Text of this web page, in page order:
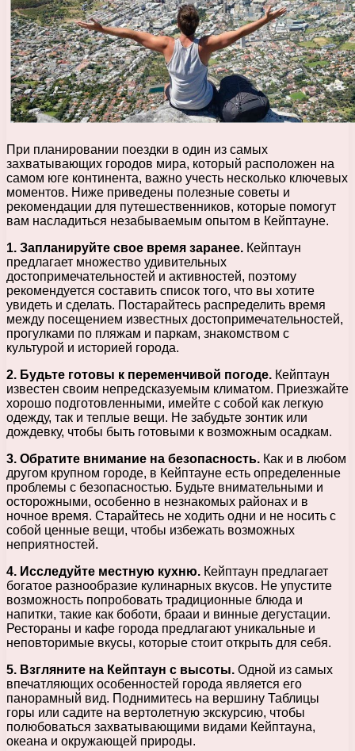
При планировании поездки в один из самых
захватывающих городов мира, который расположен на
самом юге континента, важно учесть несколько ключевых
моментов. Ниже приведены полезные советы и
рекомендации для путешественников, которые помогут
вам насладиться незабываемым опытом в Кейптауне.
1. Запланируйте свое время заранее. Кейптаун
предлагает множество удивительных
достопримечательностей и активностей, поэтому
рекомендуется составить список того, что вы хотите
увидеть и сделать. Постарайтесь распределить время
между посещением известных достопримечательностей,
прогулками по пляжам и паркам, знакомством с
культурой и историей города.
2. Будьте готовы к переменчивой погоде. Кейптаун
известен своим непредсказуемым климатом. Приезжайте
хорошо подготовленными, имейте с собой как легкую
одежду, так и теплые вещи. Не забудьте зонтик или
дождевку, чтобы быть готовыми к возможным осадкам.
3. Обратите внимание на безопасность. Как и в любом
другом крупном городе, в Кейптауне есть определенные
проблемы с безопасностью. Будьте внимательными и
осторожными, особенно в незнакомых районах и в
ночное время. Старайтесь не ходить одни и не носить с
собой ценные вещи, чтобы избежать возможных
неприятностей.
4. Исследуйте местную кухню. Кейптаун предлагает
богатое разнообразие кулинарных вкусов. Не упустите
возможность попробовать традиционные блюда и
напитки, такие как боботи, брааи и винные дегустации.
Рестораны и кафе города предлагают уникальные и
неповторимые вкусы, которые стоит открыть для себя.
5. Взгляните на Кейптаун с высоты. Одной из самых
впечатляющих особенностей города является его
панорамный вид. Поднимитесь на вершину Таблицы
горы или садите на вертолетную экскурсию, чтобы
полюбоваться захватывающими видами Кейптауна,
океана и окружающей природы.